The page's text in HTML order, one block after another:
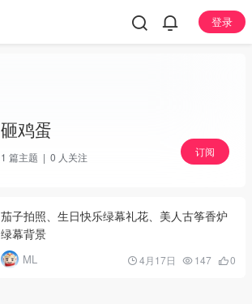
登录
砸鸡蛋
1 篇主题 | 0 人关注 订阅
茄子拍照、生日快乐绿幕礼花、美人古筝香炉
绿幕背景
ML 4月17日 147 0